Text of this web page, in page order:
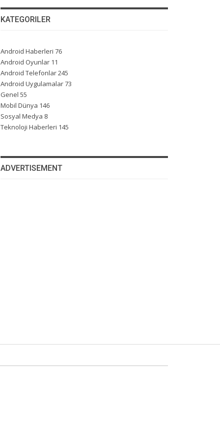
KATEGORILER
Android Haberleri 76
Android Oyunlar 11
Android Telefonlar245
Android Uygulamalar73
Genel 55
Mobil Dünya 146
Sosyal Medya 8
Teknoloji Haberleri 145
ADVERTISEMENT